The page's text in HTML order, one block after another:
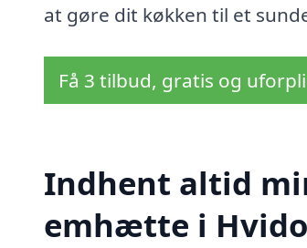
at gøre dit køkken til et
Få 3 tilbud, gratis og
Indhent altid
emhætte i